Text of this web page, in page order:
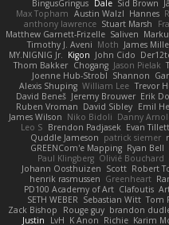
BingusGringus Dale Sid Brown
Max Topham Austin Walzl Hannes
anthony lawrence Stuart Marsh
Matthew Garnett-Frizelle Saliven
Timothy J. Aveni Moth James
MY.NIGNIG Jr. Kigon John Cido
Thom Bakker Chogang Jason Pielak
Joenne Hub-Strobl Shannon
Alexis Shuping William Lee Trevor
David Beneš Jeremy Brouwer Erik
Ruben Vroman David Sibley Emil
James Wilson Niko Bidoli Danny
Leo S Brendon Padjasek Evan Tillett
Quddle Jameson patrick siemer
GREENCom'e Mapping Ryan Bell
Paul Klingberg Olivié Bouchard
Johann Oosthuizen Scott Robert
henrik rasmussen Greenheart
PD100 Academy of Art Clafoutis
SETH WEBER Sebastian Witt Tom
Zack Bishop
Rouge guy brandon
Justin
LvH K Anon Richie Karim